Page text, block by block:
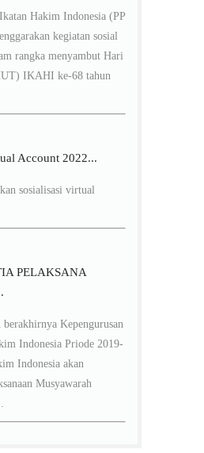
Hakim Indonesia (PP
kegiatan sosial
rangka menyambut Hari
IKAHI ke-68 tahun
Account 2022...
sosialisasi virtual
PELAKSANA
berakhirnya Kepengurusan
Indonesia Priode 2019-
Indonesia akan
Musyawarah